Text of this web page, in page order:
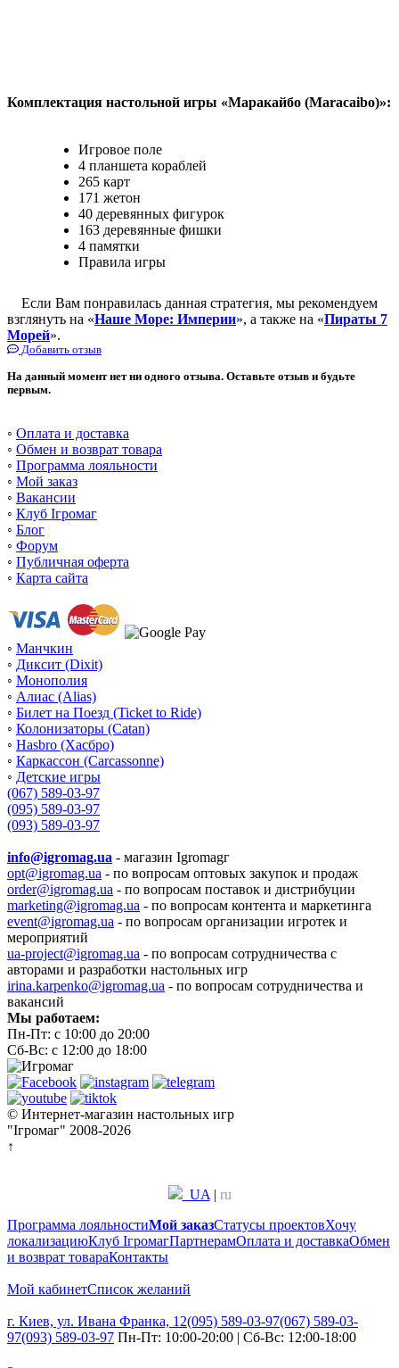
Комплектация настольной игры «Маракайбо (Maracaibo)»:
Игровое поле
4 планшета кораблей
265 карт
171 жетон
40 деревянных фигурок
163 деревянные фишки
4 памятки
Правила игры
Если Вам понравилась данная стратегия, мы рекомендуем
взглянуть на «Наше Море: Империи», а также на «Пираты 7
Морей».
Добавить отзыв
На данный момент нет ни одного отзыва. Оставьте отзыв и будьте
первым.
◦ Оплата и доставка
◦ Обмен и возврат товара
◦ Программа лояльности
◦ Мой заказ
◦ Вакансии
◦ Клуб Ігромаг
◦ Блог
◦ Форум
◦ Публичная оферта
◦ Карта сайта
◦ Манчкин
◦ Диксит (Dixit)
◦ Монополия
◦ Алиас (Alias)
◦ Билет на Поезд (Ticket to Ride)
◦ Колонизаторы (Catan)
◦ Hasbro (Хасбро)
◦ Каркассон (Carcassonne)
◦ Детские игры
(067) 589-03-97
(095) 589-03-97
(093) 589-03-97
info@igromag.ua - магазин Igromagг
opt@igromag.ua - по вопросам оптовых закупок и продаж
order@igromag.ua - по вопросам поставок и дистрибуции
marketing@igromag.ua - по вопросам контента и маркетинга
event@igromag.ua - по вопросам организации игротек и
мероприятий
ua-project@igromag.ua - по вопросам сотрудничества с
авторами и разработки настольных игр
irina.karpenko@igromag.ua - по вопросам сотрудничества и
вакансий
Мы работаем:
Пн-Пт: с 10:00 до 20:00
Сб-Вс: с 12:00 до 18:00
© Интернет-магазин настольных игр
"Ігромаг" 2008-2026
↑
UA | ru
Программа лояльностиМой заказСтатусы проектовХочу
локализациюКлуб ІгромагПартнерамОплата и доставкаОбмен
и возврат товараКонтакты
Мой кабинетСписок желаний
г. Киев, ул. Ивана Франка, 12(095) 589-03-97(067) 589-03-
97(093) 589-03-97 Пн-Пт: 10:00-20:00 | Сб-Вс: 12:00-18:00